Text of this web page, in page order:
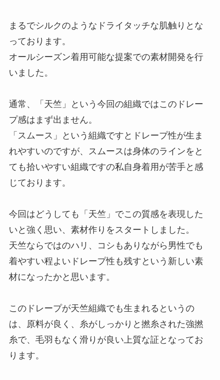
まるでシルクのようなドライタッチな肌触りとな
っております。
オールシーズン着用可能な提案での素材開発を行
いました。
通常、「天竺」という今回の組織ではこのドレー
プ感はまず出ません。
「スムース」という組織ですとドレープ性が生ま
れやすいのですが、スムースは身体のラインをと
ても拾いやすい組織ですの私自身着用が苦手と感
じております。
今回はどうしても「天竺」でこの質感を表現した
いと強く思い、素材作りをスタートしました。
天竺ならではのハリ、コシもありながら男性でも
着やすい程よいドレープ性も残すという新しい素
材になったかと思います。
このドレープが天竺組織でも生まれるというの
は、原料が良く、糸がしっかりと撚糸された強撚
糸で、毛羽もなく滑りが良い上質な証となってお
ります。